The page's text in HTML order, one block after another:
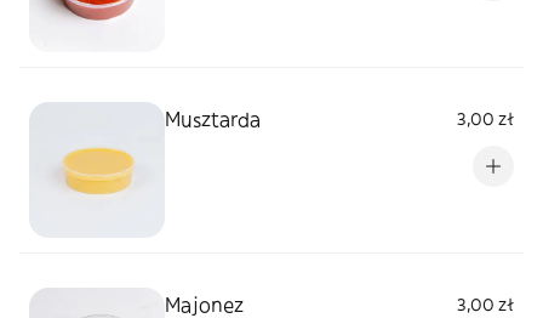
Musztarda 3,00 zł
Majonez 3,00 zł